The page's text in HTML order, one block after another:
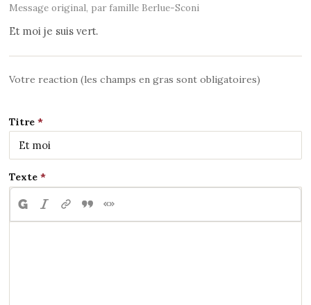
Message original, par famille Berlue-Sconi
Et moi je suis vert.
Votre reaction (les champs en gras sont obligatoires)
Titre
Texte